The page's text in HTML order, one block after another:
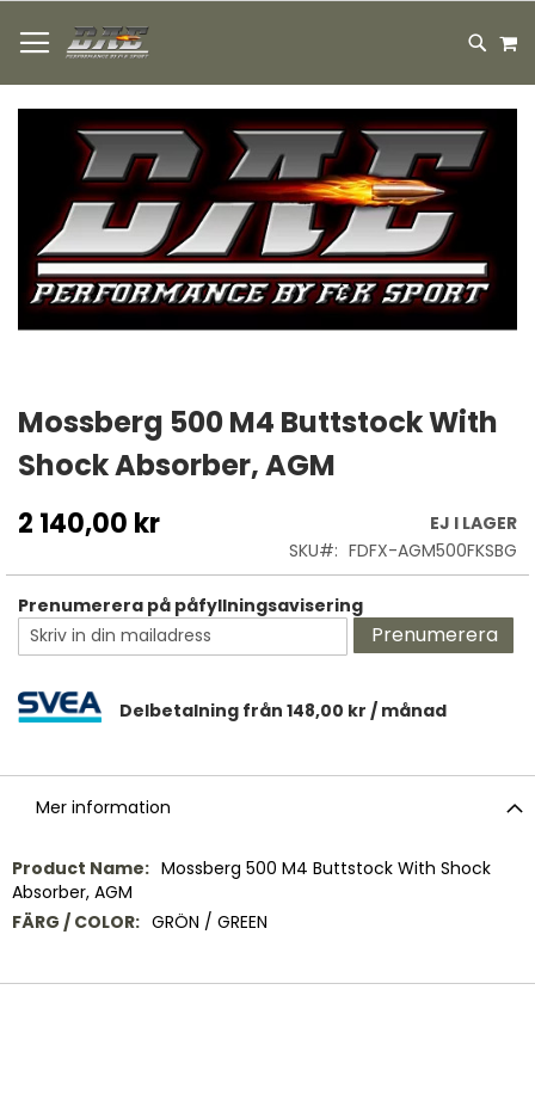
TILL
INNEHÅLLET
bildgalleriet
till
början
av
bildgalleriet
Mossberg 500 M4 Buttstock With
Shock Absorber, AGM
2 140,00 kr
EJ I LAGER
SKU
FDFX-AGM500FKSBG
Prenumerera på påfyllningsavisering
Prenumerera
Delbetalning från 148,00 kr / månad
Mer information
Mer
information
Mossberg 500 M4 Buttstock With Shock
Absorber, AGM
GRÖN / GREEN